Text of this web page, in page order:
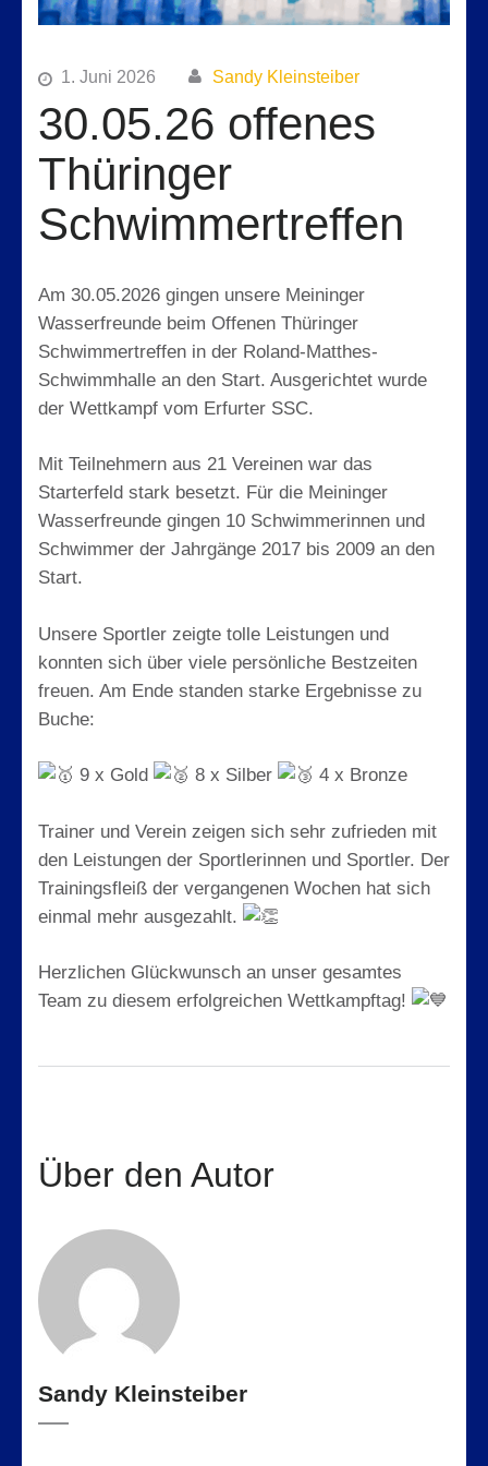
1. Juni 2026 Sandy Kleinsteiber
30.05.26 offenes
Thüringer
Schwimmertreffen
Am 30.05.2026 gingen unsere Meininger
Wasserfreunde beim Offenen Thüringer
Schwimmertreffen in der Roland-Matthes-
Schwimmhalle an den Start. Ausgerichtet wurde
der Wettkampf vom Erfurter SSC.
Mit Teilnehmern aus 21 Vereinen war das
Starterfeld stark besetzt. Für die Meininger
Wasserfreunde gingen 10 Schwimmerinnen und
Schwimmer der Jahrgänge 2017 bis 2009 an den
Start.
Unsere Sportler zeigte tolle Leistungen und
konnten sich über viele persönliche Bestzeiten
freuen. Am Ende standen starke Ergebnisse zu
Buche:
9 x Gold 8 x Silber 4 x Bronze
Trainer und Verein zeigen sich sehr zufrieden mit
den Leistungen der Sportlerinnen und Sportler. Der
Trainingsfleiß der vergangenen Wochen hat sich
einmal mehr ausgezahlt.
Herzlichen Glückwunsch an unser gesamtes
Team zu diesem erfolgreichen Wettkampftag!
Über den Autor
Sandy Kleinsteiber